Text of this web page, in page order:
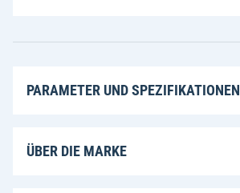
PARAMETER UND SPEZIFIKATIONEN
ÜBER DIE MARKE